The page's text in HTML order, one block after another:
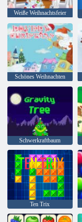
Weiße Weihnachtsfeier
Schönes Weihnachten
Schwerkraftbaum
Ten Trix